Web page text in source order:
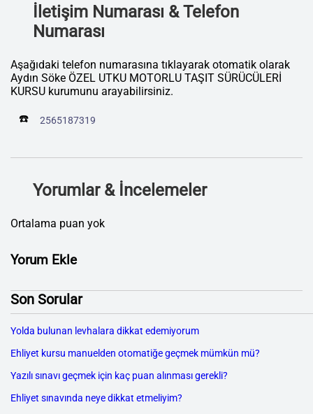
İletişim Numarası & Telefon
Numarası
Aşağıdaki telefon numarasına tıklayarak otomatik olarak
Aydın Söke ÖZEL UTKU MOTORLU TAŞIT SÜRÜCÜLERİ
KURSU kurumunu arayabilirsiniz.
☎️ 2565187319
Yorumlar & İncelemeler
Ortalama puan yok
Yorum Ekle
Son Sorular
Yolda bulunan levhalara dikkat edemiyorum
Ehliyet kursu manuelden otomatiğe geçmek mümkün mü?
Yazılı sınavı geçmek için kaç puan alınması gerekli?
Ehliyet sınavında neye dikkat etmeliyim?